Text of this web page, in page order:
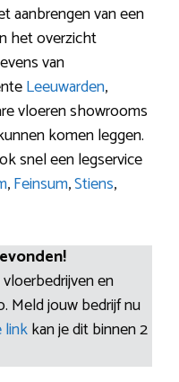
aanbrengen van een
het overzicht
van
Leeuwarden,
vloeren showrooms
komen leggen.
snel een legservice
,Feinsum,Stiens,
en
Meld jouw bedrijf nu
linkkan je dit binnen 2